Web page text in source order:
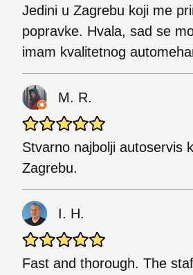
Jedini u Zagrebu koji me
popravke. Hvala, sad se
imam kvalitetnog
M. R.
Stvarno najbolji autoservis
Zagrebu.
I. H.
Fast and thorough. The